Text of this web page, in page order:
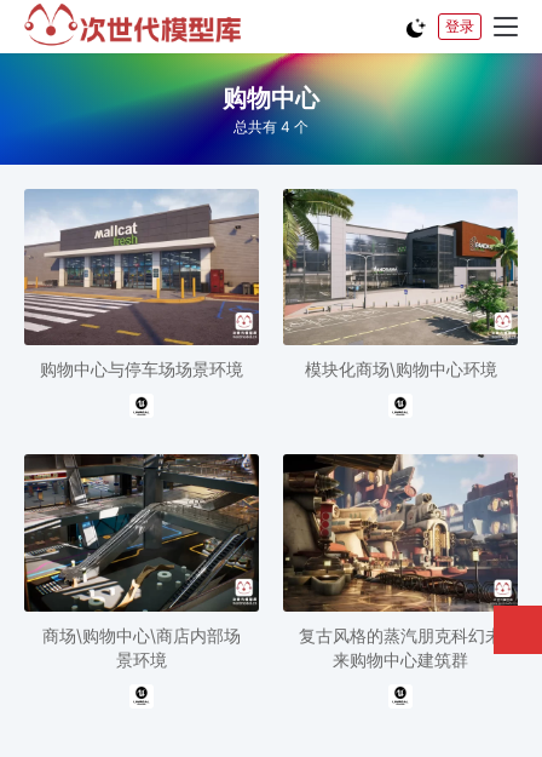
登录
购物中心
总共有 4 个
购物中心与停车场场景环境 模块化商场\购物中心环境
商场\购物中心\商店内部场
景环境
复古风格的蒸汽朋克科幻未
来购物中心建筑群